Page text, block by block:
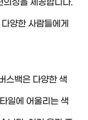
의성을 제공합니다.
양한 사람들에게
스백은 다양한 색
일에 어울리는 색